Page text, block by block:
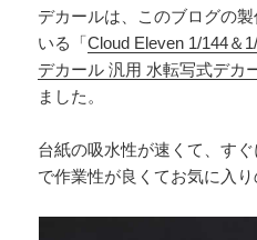
デカールは、このブログの
いる「Cloud Eleven 1/144＆
デカール 汎用 水転写式デカ
ました。
台紙の吸水性が速くて、す
で作業性が良くてお気に入り